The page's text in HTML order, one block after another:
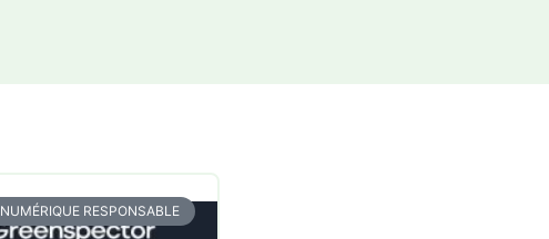
NUMÉRIQUE RESPONSABLE